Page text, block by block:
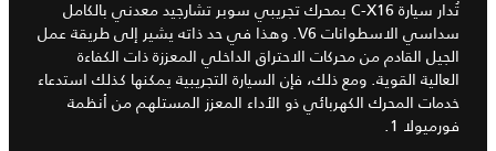
تُدار سيارة C-X16 بمحرك تجريبي سوبر تشارجيد معدني بالكامل
سداسي الاسطوانات V6. وهذا في حد ذاته يشير إلى طريقة عمل
الجيل القادم من محركات الاحتراق الداخلي المعززة ذات الكفاءة
العالية القوية. ومع ذلك، فإن السيارة التجريبية يمكنها كذلك استدعاء
خدمات المحرك الكهربائي ذو الأداء المعزز المستلهم من أنظمة
فورميولا 1.